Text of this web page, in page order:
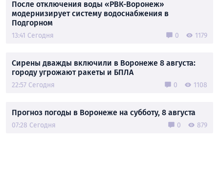
После отключения воды «РВК-Воронеж»
модернизирует систему водоснабжения в
Подгорном
13:41 Сегодня 0 1179
Сирены дважды включили в Воронеже 8 августа:
городу угрожают ракеты и БПЛА
22:57 Сегодня 0 1108
Прогноз погоды в Воронеже на субботу, 8 августа
07:28 Сегодня 0 879